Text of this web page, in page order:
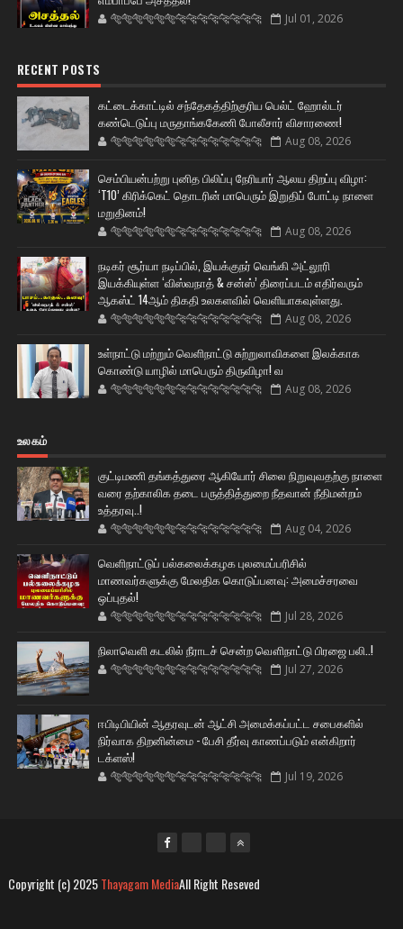
🐅🐅🐅🐅🐅🐅🐆🐆🐆🐆🐆🐆🐆🐆 Jul 01, 2026
RECENT POSTS
கட்டைக்காட்டில் சந்தேகத்திற்குரிய பெல்ட் ஹோல்டர்
கண்டெடுப்பு மருதாங்ககேணி போலீசார் விசாரணை!
🐅🐅🐅🐅🐅🐅🐆🐆🐆🐆🐆🐆🐆🐆 Aug 08, 2026
செம்பியன்பற்று புனித பிலிப்பு நேரியார் ஆலய திறப்பு விழா:
‘T10’ கிரிக்கெட் தொடரின் மாபெரும் இறுதிப் போட்டி நாளை
மறுதினம்!
🐅🐅🐅🐅🐅🐅🐆🐆🐆🐆🐆🐆🐆🐆 Aug 08, 2026
நடிகர் சூர்யா நடிப்பில், இயக்குநர் வெங்கி அட்லூரி
இயக்கியுள்ள ‘விஸ்வநாத் & சன்ஸ்’ திரைப்படம் எதிர்வரும்
ஆகஸ்ட் 14ஆம் திகதி உலகளவில் வெளியாகவுள்ளது.
🐅🐅🐅🐅🐅🐅🐆🐆🐆🐆🐆🐆🐆🐆 Aug 08, 2026
உள்நாட்டு மற்றும் வெளிநாட்டு சுற்றுலாவிகளை இலக்காக
கொண்டு யாழில் மாபெரும் திருவிழா! வ
🐅🐅🐅🐅🐅🐅🐆🐆🐆🐆🐆🐆🐆🐆 Aug 08, 2026
உலகம்
குட்டிமணி தங்கத்துரை ஆகியோர் சிலை நிறுவுவதற்கு நாளை
வரை தற்காலிக தடை பருத்தித்துறை நீதவான் நீதிமன்றம்
உத்தரவு..!
🐅🐅🐅🐅🐅🐅🐆🐆🐆🐆🐆🐆🐆🐆 Aug 04, 2026
வெளிநாட்டுப் பல்கலைக்கழக புலமைப்பரிசில்
மாணவர்களுக்கு மேலதிக கொடுப்பனவு: அமைச்சரவை
ஒப்புதல்!
🐅🐅🐅🐅🐅🐅🐆🐆🐆🐆🐆🐆🐆🐆 Jul 28, 2026
நிலாவெளி கடலில் நீராடச் சென்ற வௌிநாட்டு பிரஜை பலி..!
🐅🐅🐅🐅🐅🐅🐆🐆🐆🐆🐆🐆🐆🐆 Jul 27, 2026
ஈபிடிபியின் ஆதரவுடன் ஆட்சி அமைக்கப்பட்ட சபைகளில்
நிர்வாக திறனின்மை - பேசி தீர்வு காணப்படும் என்கிறார்
டக்ளஸ்!
🐅🐅🐅🐅🐅🐅🐆🐆🐆🐆🐆🐆🐆🐆 Jul 19, 2026
Copyright (c) 2025Thayagam MediaAll Right Reseved